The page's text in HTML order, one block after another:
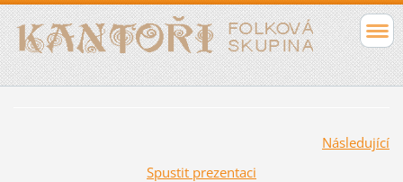
Následující
Spustit prezentaci